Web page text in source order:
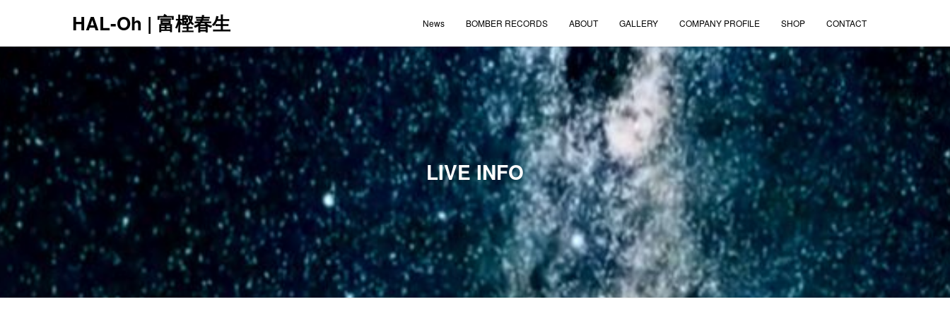
HAL-Oh | 富樫春生 News BOMBER RECORDS ABOUT GALLERY COMPANY PROFILE SHOP CONTACT
LIVE INFO
12:00 AM
1:00 AM
2:00 AM
3:00 AM
4:00 AM